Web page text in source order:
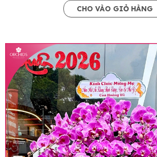
CHO VÀO GIỎ HÀNG